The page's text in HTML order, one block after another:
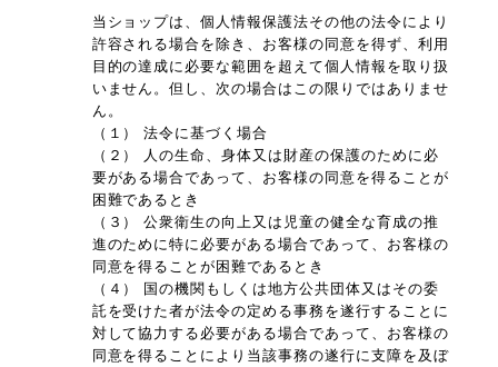
当ショップは、個人情報保護法その他の法令により
許容される場合を除き、お客様の同意を得ず、利用
目的の達成に必要な範囲を超えて個人情報を取り扱
いません。但し、次の場合はこの限りではありませ
ん。
（１） 法令に基づく場合
（２） 人の生命、身体又は財産の保護のために必
要がある場合であって、お客様の同意を得ることが
困難であるとき
（３） 公衆衛生の向上又は児童の健全な育成の推
進のために特に必要がある場合であって、お客様の
同意を得ることが困難であるとき
（４） 国の機関もしくは地方公共団体又はその委
託を受けた者が法令の定める事務を遂行することに
対して協力する必要がある場合であって、お客様の
同意を得ることにより当該事務の遂行に支障を及ぼ